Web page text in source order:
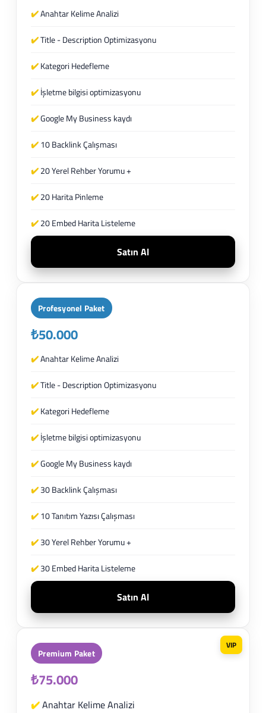
✔️Anahtar Kelime Analizi
✔️Title - Description Optimizasyonu
✔️Kategori Hedefleme
✔️İşletme bilgisi optimizasyonu
✔️Google My Business kaydı
✔️10 Backlink Çalışması
✔️20 Yerel Rehber Yorumu +
✔️20 Harita Pinleme
✔️20 Embed Harita Listeleme
Satın Al
Profesyonel Paket
₺50.000
✔️Anahtar Kelime Analizi
✔️Title - Description Optimizasyonu
✔️Kategori Hedefleme
✔️İşletme bilgisi optimizasyonu
✔️Google My Business kaydı
✔️30 Backlink Çalışması
✔️10 Tanıtım Yazısı Çalışması
✔️30 Yerel Rehber Yorumu +
✔️30 Embed Harita Listeleme
Satın Al
Premium Paket
VIP
₺75.000
✔️Anahtar Kelime Analizi